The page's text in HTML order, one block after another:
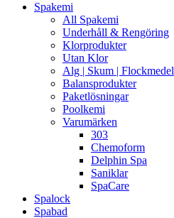
Spakemi
All Spakemi
Underhåll & Rengöring
Klorprodukter
Utan Klor
Alg | Skum | Flockmedel
Balansprodukter
Paketlösningar
Poolkemi
Varumärken
303
Chemoform
Delphin Spa
Saniklar
SpaCare
Spalock
Spabad